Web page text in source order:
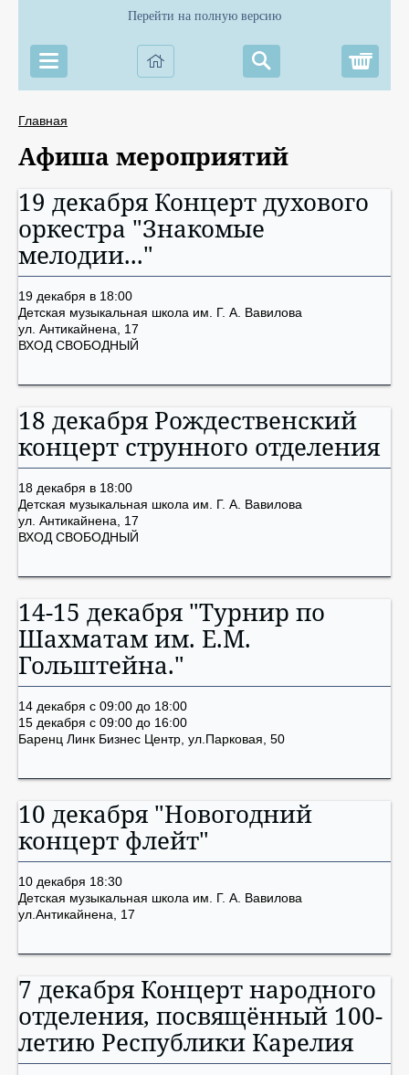
Перейти на полную версию
Главная
Афиша мероприятий
19 декабря Концерт духового
оркестра "Знакомые
мелодии..."
19 декабря в 18:00
Детская музыкальная школа им. Г. А. Вавилова
ул. Антикайнена, 17
ВХОД СВОБОДНЫЙ
18 декабря Рождественский
концерт струнного отделения
18 декабря в 18:00
Детская музыкальная школа им. Г. А. Вавилова
ул. Антикайнена, 17
ВХОД СВОБОДНЫЙ
14-15 декабря "Турнир по
Шахматам им. Е.М.
Гольштейна."
14 декабря с 09:00 до 18:00
15 декабря с 09:00 до 16:00
Баренц Линк Бизнес Центр, ул.Парковая, 50
10 декабря "Новогодний
концерт флейт"
10 декабря 18:30
Детская музыкальная школа им. Г. А. Вавилова
ул.Антикайнена, 17
7 декабря Концерт народного
отделения, посвящённый 100-
летию Республики Карелия